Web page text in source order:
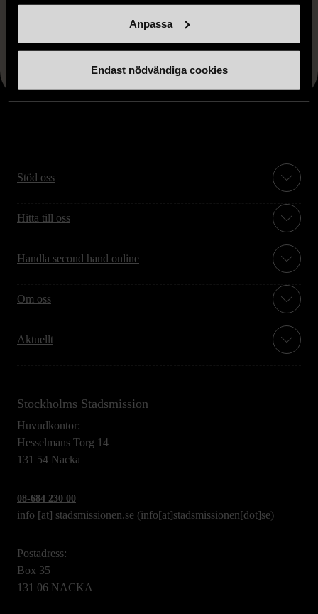
Anpassa
Endast nödvändiga cookies
FRÅN SAMMA VARUMÄRKE
Hitta produkter från samma varumärke
Stöd oss
Hitta till oss
Handla second hand online
Om oss
Aktuellt
Stockholms Stadsmission
Huvudkontor:
Hesselmans Torg 14
131 54 Nacka
08-684 230 00
info [at] stadsmissionen.se (info[at]stadsmissionen[dot]se)
Postadress:
Box 35
131 06 NACKA